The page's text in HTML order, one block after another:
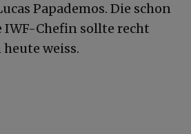
Papademos. Die schon
IWF-Chefin sollte recht
weiss.